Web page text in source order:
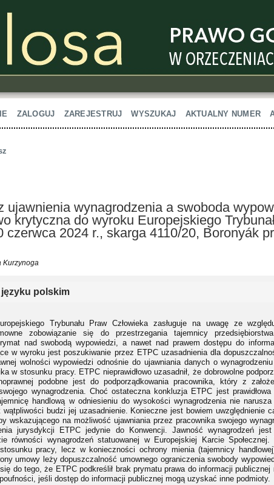
ZALOGUJ ZAREJESTRUJ WYSZUKAJ AKTUALNY NUMER
ujawnienia wynagrodzenia a swoboda
krytyczna do wyroku Europejskiego
czerwca 2024 r., skarga 4110/20, Boronyák
Kurzynoga
polskim
Trybunału Praw Człowieka zasługuje na uwagę ze
zobowiązanie się do przestrzegania tajemnicy
nad swobodą wypowiedzi, a nawet nad prawem dostępu do
w wyroku jest poszukiwanie przez ETPC uzasadnienia dla
wolności wypowiedzi odnośnie do ujawniania danych o
w stosunku pracy. ETPC nieprawidłowo uzasadnił, że dobrowolne
podobne jest do podporządkowania pracownika, który z
wynagrodzenia. Choć ostateczna konkluzja ETPC jest prawidłowa
handlową w odniesieniu do wysokości wynagrodzenia nie
wątpliwości budzi jej uzasadnienie. Konieczne jest bowiem uwzględnienie
wskazującego na możliwość ujawniania przez pracownika swojego
jurysdykcji ETPC jedynie do Konwencji. Jawność wynagrodzeń jest
równości wynagrodzeń statuowanej w Europejskiej Karcie
pracy, lecz w konieczności ochrony mienia (tajemnicy
umowy leży dopuszczalność umownego ograniczenia swobody
do tego, że ETPC podkreślił brak prymatu prawa do informacji publicznej
jeśli dostęp do informacji publicznej mogą uzyskać inne podmioty.